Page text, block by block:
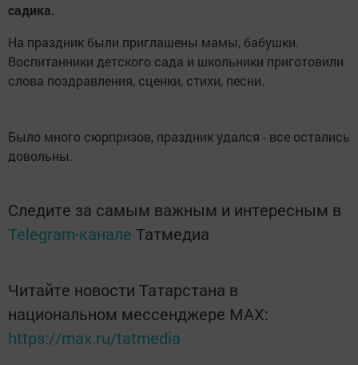
садика.
На праздник были приглашены мамы, бабушки.
Воспитанники детского сада и школьники приготовили
слова поздравления, сценки, стихи, песни.
Было много сюрпризов, праздник удался - все остались
довольны.
Следите за самым важным и интересным в
Telegram-канале Татмедиа
Читайте новости Татарстана в
национальном мессенджере MАХ:
https://max.ru/tatmedia